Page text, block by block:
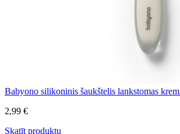
Babyono silikoninis šaukštelis lankstomas
2,99 €
Skatīt produktu